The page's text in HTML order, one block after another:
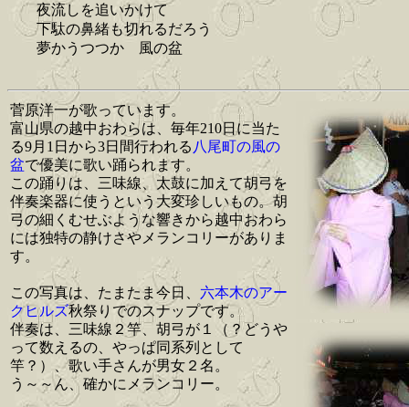
夜流しを追いかけて
下駄の鼻緒も切れるだろう
夢かうつつか 風の盆
菅原洋一が歌っています。
富山県の越中おわらは、毎年210日に当た
る9月1日から3日間行われる 八尾町の風の
盆で優美に歌い踊られます。
この踊りは、三味線、太鼓に加えて胡弓を
伴奏楽器に使うという大変珍しいもの。胡
弓の細くむせぶような響きから越中おわら
には独特の静けさやメランコリーがありま
す。
この写真は、たまたま今日、 六本木のアー
クヒルズ秋祭りでのスナップです。
伴奏は、三味線２竿、胡弓が１（？どうや
って数えるの、やっぱ同系列として
竿？）、歌い手さんが男女２名。
う～～ん、確かにメランコリー。